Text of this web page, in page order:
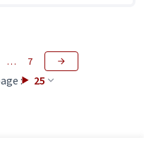
: 25
… 7